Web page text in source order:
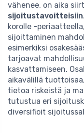
vähenee, on aika
sijoitustavoitteisiin
korolle -
sijoittaminen
esimerkiksi
tarjoavat
kasvattamiseen.
aikavälillä
tietoa riskeistä ja
tutustua eri
diversifioit